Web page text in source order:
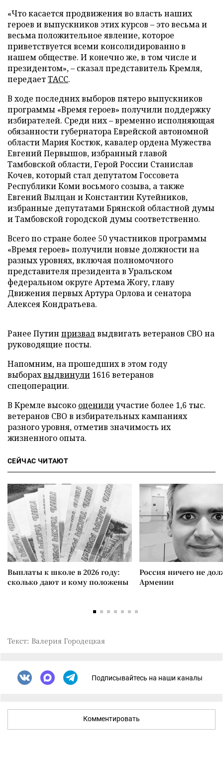
«Что касается продвижения во власть наших
героев и выпускников этих курсов – это весьма и
весьма положительное явление, которое
приветствуется всеми консолидированно в
нашем обществе. И конечно же, в том числе и
президентом», – сказал представитель Кремля,
передаетТАСС.
В ходе последних выборов пятеро выпускников
программы «Время героев» получили поддержку
избирателей. Среди них – временно исполняющая
обязанности губернатора Еврейской автономной
области Мария Костюк, кавалер ордена Мужества
Евгений Первышов, избранный главой
Тамбовской области, Герой России Станислав
Кочев, который стал депутатом Госсовета
Республики Коми восьмого созыва, а также
Евгений Вылцан и Константин Кутейников,
избранные депутатами Брянской областной думы
и Тамбовской городской думы соответственно.
Всего по стране более 50 участников программы
«Время героев» получили новые должности на
разных уровнях, включая полномочного
представителя президента в Уральском
федеральном округе Артема Жогу, главу
Движения первых Артура Орлова и сенатора
Алексея Кондратьева.
Ранее Путин призвалвыдвигать ветеранов СВО на
руководящие посты.
Напомним, на прошедших в этом году
выборахвыдвинули 1616 ветеранов
спецоперации.
В Кремле высоко оценилиучастие более 1,6 тыс.
ветеранов СВО в избирательных кампаниях
разного уровня, отметив значимость их
жизненного опыта.
СЕЙЧАС ЧИТАЮТ
Выплаты к школе в 2026 году:
сколько дают и кому положены
Россия ничего не
Армении
Текст: Валерия Городецкая
Подписывайтесь на наши каналы
Комментировать